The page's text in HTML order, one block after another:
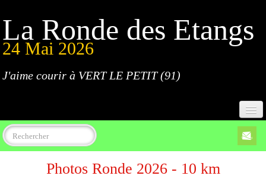
La Ronde des Etangs
24 Mai 2026
J'aime courir à VERT LE PETIT (91)
Accueil
ProgrammePhotos Ronde 2026 - 10 km